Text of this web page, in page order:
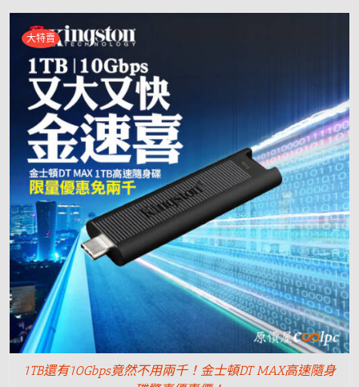
大特賣
1TB還有10Gbps竟然不用兩千！金士頓DT MAX高速隨身